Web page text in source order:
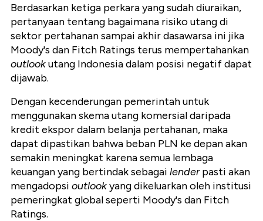
Berdasarkan ketiga perkara yang sudah diuraikan,
pertanyaan tentang bagaimana risiko utang di
sektor pertahanan sampai akhir dasawarsa ini jika
Moody's dan Fitch Ratings terus mempertahankan
outlookutang Indonesia dalam posisi negatif dapat
dijawab.
Dengan kecenderungan pemerintah untuk
menggunakan skema utang komersial daripada
kredit ekspor dalam belanja pertahanan, maka
dapat dipastikan bahwa beban PLN ke depan akan
semakin meningkat karena semua lembaga
keuangan yang bertindak sebagai lenderpasti akan
mengadopsi outlookyang dikeluarkan oleh institusi
pemeringkat global seperti Moody's dan Fitch
Ratings.